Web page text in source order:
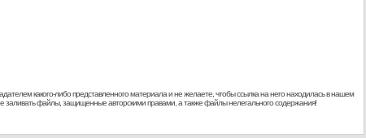
какого-либо представленного материала и не желаете, чтобы ссылка на него находилась в нашем
заливать файлы, защищенные авторскими правами, а также файлы нелегального содержания!